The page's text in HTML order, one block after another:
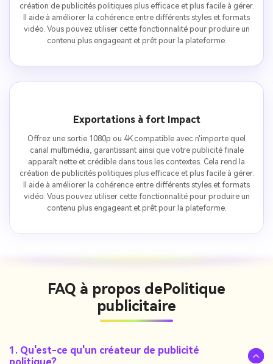
création de publicités politiques plus efficace et plus facile à gérer.
Il aide à améliorer la cohérence entre différents styles et formats
vidéo. Vous pouvez utiliser cette fonctionnalité pour produire un
contenu plus engageant et prêt pour la plateforme.
Exportations à fort Impact
Offrez une sortie 1080p ou 4K compatible avec n'importe quel
canal multimédia, garantissant ainsi que votre publicité finale
apparaît nette et crédible dans tous les contextes. Cela rend la
création de publicités politiques plus efficace et plus facile à gérer.
Il aide à améliorer la cohérence entre différents styles et formats
vidéo. Vous pouvez utiliser cette fonctionnalité pour produire un
contenu plus engageant et prêt pour la plateforme.
FAQ à propos de Politique
publicitaire
1. Qu'est-ce qu'un créateur de publicité
politique?